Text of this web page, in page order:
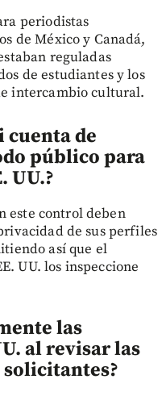
periodistas
de México y Canadá,
reguladas
de estudiantes y los
intercambio cultural.
cuenta de
público para
UU.?
este control deben
de sus perfiles
así que el
UU. los inspeccione
las
al revisar las
solicitantes?